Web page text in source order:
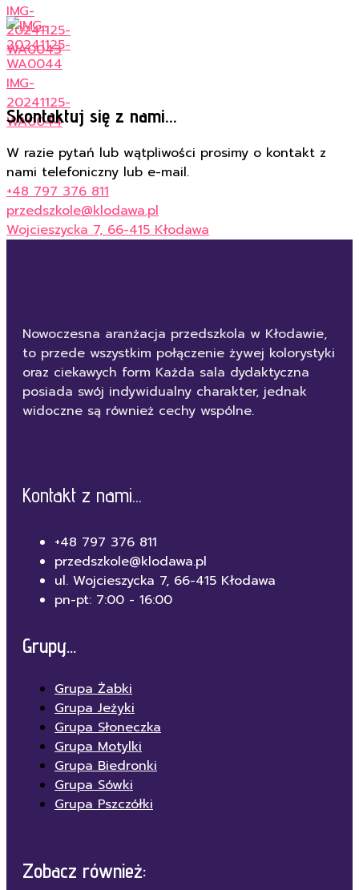
IMG-
20241125-
WA0043
IMG-
20241125-
WA0044
Skontaktuj się z nami...
W razie pytań lub wątpliwości prosimy o kontakt z
nami telefoniczny lub e-mail.
+48 797 376 811
przedszkole@klodawa.pl
Wojcieszycka 7, 66-415 Kłodawa
Nowoczesna aranżacja przedszkola w Kłodawie,
to przede wszystkim połączenie żywej kolorystyki
oraz ciekawych form Każda sala dydaktyczna
posiada swój indywidualny charakter, jednak
widoczne są również cechy wspólne.
Kontakt z nami...
+48 797 376 811
przedszkole@klodawa.pl
ul. Wojcieszycka 7, 66-415 Kłodawa
pn-pt: 7:00 - 16:00
Grupy...
Grupa Żabki
Grupa Jeżyki
Grupa Słoneczka
Grupa Motylki
Grupa Biedronki
Grupa Sówki
Grupa Pszczółki
Zobacz również: